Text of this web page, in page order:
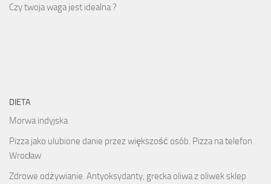
Czy twoja waga jest idealna ?
DIETA
Morwa indyjska
Pizza jako ulubione danie przez większość osób. Pizza na telefon
Wrocław
Zdrowe odżywianie. Antyoksydanty, grecka oliwa z oliwek sklep